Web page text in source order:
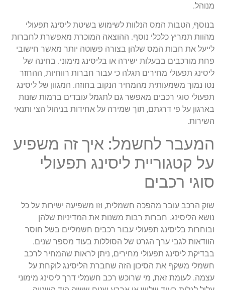
מנוהל.
בנוסף, הטבות המס הנלוות לשימוש בשיטת ליסינג תפעולי
מהוות תמריץ כלכלי נוסף. ההוצאה המוכרת מאפשרת לחברות
לייעל את חבות המס שלהן בצורה פשוטה יותר מאשר חישובי
פחת מורכבים בבעלות ישירה או בליסינג מימוני. בחינה של
ליסינג תפעולי מחירים תגלה כי עבור חברות רווחיות, ההחזר
נטו נמוך משמעותית מהמחיר הנקוב בחוזה. המגוון של ליסינג
תפעולי סוגי רכבים מאפשר גם לתגמל עובדים ברמות שונות
בארגון על פי דרגתם, תוך שמירה על אחידות בניהול הצי ותנאי
השירות.
המעבר לחשמל: איך זה משפיע
על קטגוריית ליסינג תפעולי
סוגי רכבים
שוק הרכב עובר מהפכה חשמלית, וזו משפיעה ישירות על כל
נושא הליסינג. חברות רבות משנות את המדיניות שלהן
ובוחרות בליסינג תפעולי עבור רכבים חשמליים בשל חוסר
הוודאות לגבי ערך הגרט של הסוללות בעוד מספר שנים.
בבדיקת ליסינג תפעולי מחירים, ניתן לראות שהמחיר לרכב
חשמלי משקף את הסיכון הזה שחברת הליסינג לוקחת על
עצמה. לעומת זאת, מי שרוכש רכב חשמלי דרך ליסינג מימוני